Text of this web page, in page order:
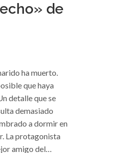
de
ha muerto.
que haya
detalle que se
demasiado
a dormir en
La protagonista
amigo del…